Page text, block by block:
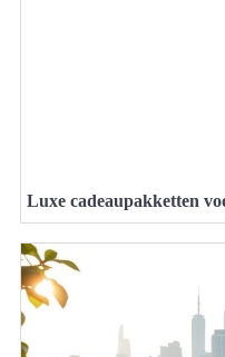
Luxe cadeaupakketten